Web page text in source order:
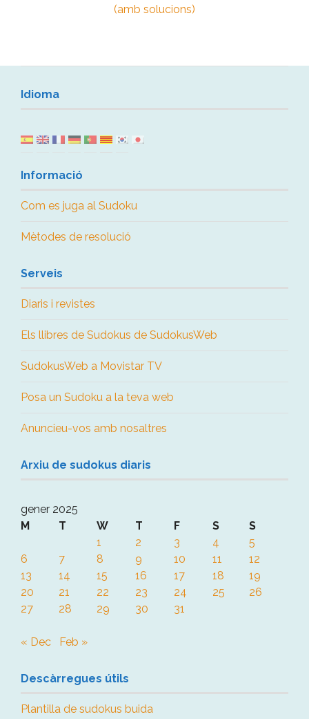
(amb solucions)
Idioma
Informació
Com es juga al Sudoku
Mètodes de resolució
Serveis
Diaris i revistes
Els llibres de Sudokus de SudokusWeb
SudokusWeb a Movistar TV
Posa un Sudoku a la teva web
Anuncieu-vos amb nosaltres
Arxiu de sudokus diaris
gener 2025
M
T W T F S
S
1
2 3 4
5
6
7 8 9 10 11
12
13
14 15 16 17 18
19
20
21 22 23 24 25
26
27
28 29 30 31
« Dec Feb »
Descàrregues útils
Plantilla de sudokus buida